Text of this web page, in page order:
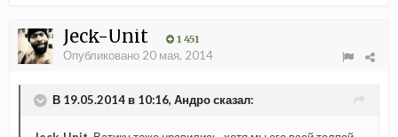
Jeck-Unit 1 451
Опубликовано 20 мая, 2014
В 19.05.2014 в 10:16, Андро сказал: